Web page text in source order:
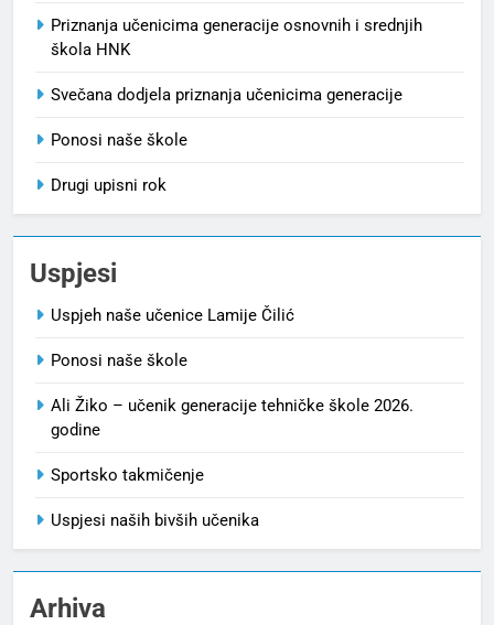
Priznanja učenicima generacije osnovnih i srednjih
škola HNK
Svečana dodjela priznanja učenicima generacije
Ponosi naše škole
Drugi upisni rok
Uspjesi
Uspjeh naše učenice Lamije Čilić
Ponosi naše škole
Ali Žiko – učenik generacije tehničke škole 2026.
godine
Sportsko takmičenje
Uspjesi naših bivših učenika
Arhiva